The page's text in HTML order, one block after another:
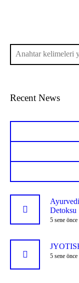
Recent News
Detoksu
5 sene önce
5 sene önce